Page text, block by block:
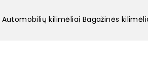
Automobilių kilimėliai Bagažinės